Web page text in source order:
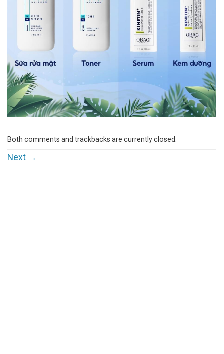
Both comments and trackbacks are currently closed.
Next →